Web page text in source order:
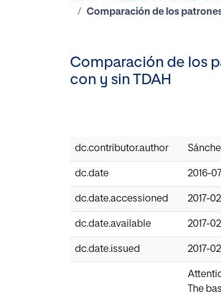
Comparación de los
Comparación de los
con y sin TDAH
dc.contributor.author
dc.date 2016-07
dc.date.accessioned 2017-
dc.date.available 2017-
dc.date.issued 2017-
The